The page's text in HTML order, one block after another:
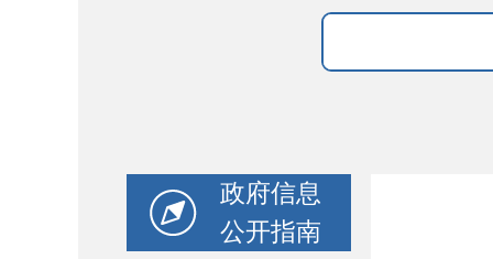
政府信息
公开指南